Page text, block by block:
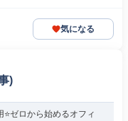
気になる
)
⭐ゼロから始めるオフィ